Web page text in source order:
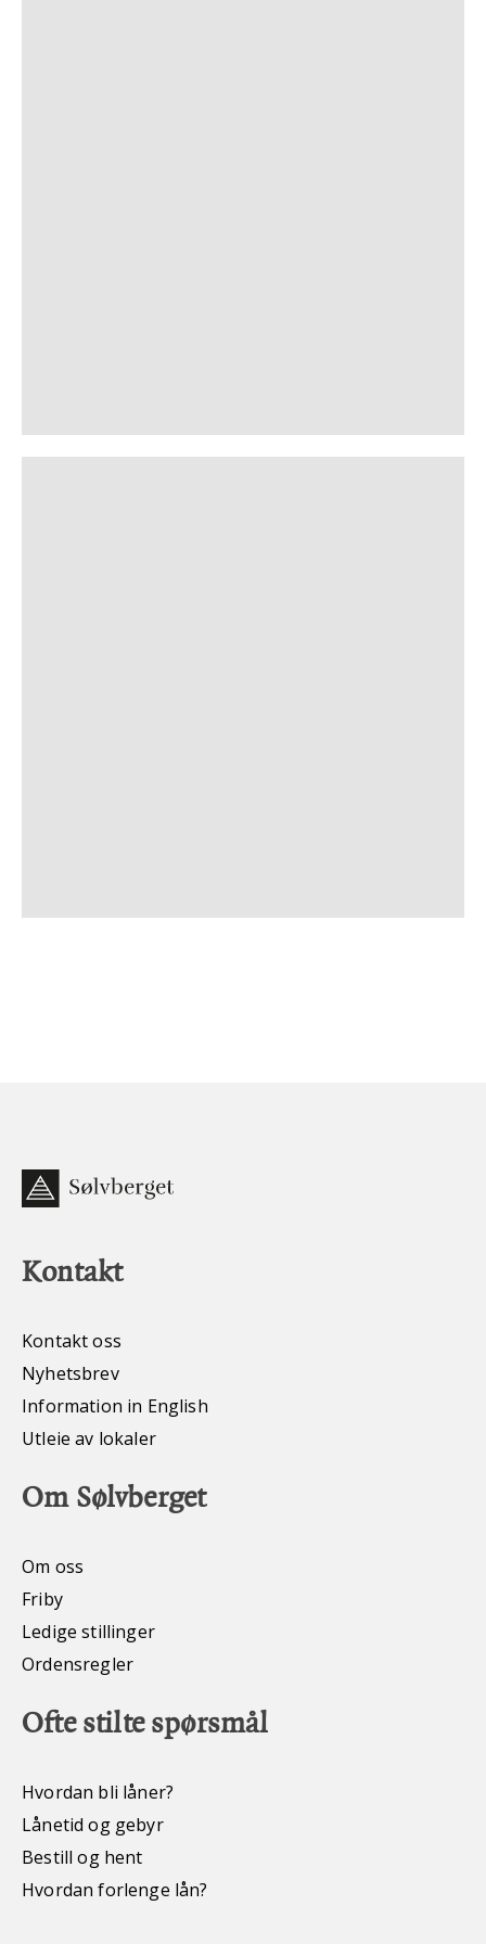
Kontakt
Kontakt oss
Nyhetsbrev
Information in English
Utleie av lokaler
Om Sølvberget
Om oss
Friby
Ledige stillinger
Ordensregler
Ofte stilte spørsmål
Hvordan bli låner?
Lånetid og gebyr
Bestill og hent
Hvordan forlenge lån?